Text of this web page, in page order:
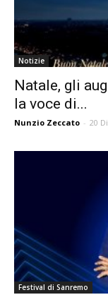
Notizie
Natale, gli
la voce di...
Nunzio Zeccato - 20
Festival di Sanremo